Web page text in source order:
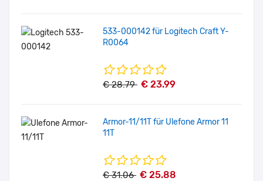
533-000142 für Logitech Craft Y-
R0064
€ 28.79 € 23.99
Armor-11/11T für Ulefone Armor 11
11T
€ 31.06 € 25.88